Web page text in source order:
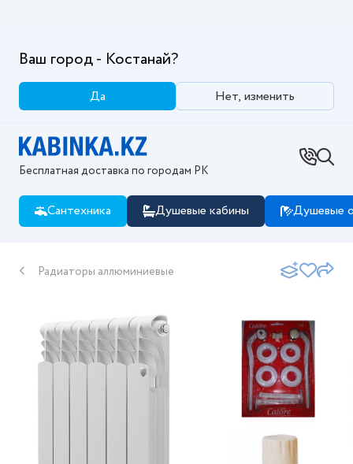
Ваш город - Костанай?
Да Нет, изменить
Бесплатная доставка по городам РК
Сантехника Душевые кабины Душевые
Радиаторы аллюминиевые